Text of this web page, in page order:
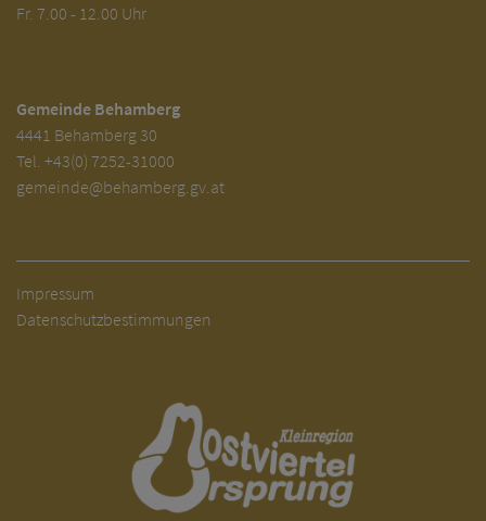
Fr. 7.00 - 12.00 Uhr
Gemeinde Behamberg
4441 Behamberg 30
Tel. +43(0) 7252-31000
gemeinde@behamberg.gv.at
Impressum
Datenschutzbestimmungen